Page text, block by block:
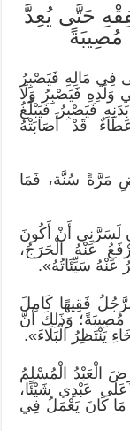
حَتَّى يُعِدَّ
مُصِيبَةً
فِي مَالِهِ فَيَصْبِرُ
وَلَدِهِ فَيَصْبِرُ وَلَا
فَيَصْبِرُ فَيَبْلُغُ
قَدْ أَصَابَتْهُ
مَرَّةً سُنَّة، فَمَا
لَسَرَّنِي أَنْ أَكُونَ
عَنْهُ الْحَرَجُ،
سَيِّئَاتُهُ».
فَقِيهًا كَامِلَ
مُصِيبَةً؛ وَذَلِكَ أَنَّ
يَنْتَظِرُ الْبَلَاءَ».
الْعَبْدُ الْمُسْلِمُ
عَلَى عَبْدِي شَيْئًا،
مَا كَانَ يَعْمَلُ فِي